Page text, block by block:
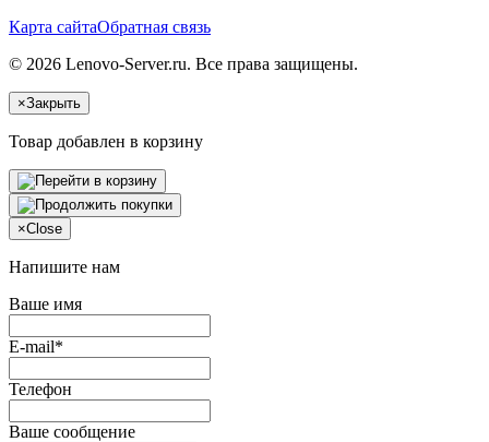
Карта сайтаОбратная связь
© 2026 Lenovo-Server.ru. Все права защищены.
×Закрыть
Товар добавлен в корзину
×Close
Напишите нам
Ваше имя
E-mail*
Телефон
Ваше сообщение